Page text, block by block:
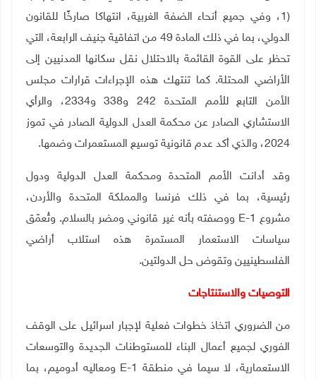
1) ، وفي جميع أنحاء الضفة الغربية، انتهاكا صارخًا للقانون
الدولي، بما في ذلك المادة 49 من اتفاقية جنيف الرابعة، التي
تحظر على القوة القائمة بالاحتلال نقل سكانها المدنيين إلى
الأراضي المحتلة. كما تنتهك هذه الإجراءات قرارات مجلس
الأمن التابع للأمم المتحدة 242 و338 و2334، والرأي
الاستشاري الصادر عن محكمة العدل الدولية الصادر في تموز
2024، والذي أكد عدم قانونية توسيع المستعمرات وضمها
.
وقد أدانت الأمم المتحدة ومحكمة العدل الدولية ودول
رئيسية، بما في ذلك فرنسا والمملكة المتحدة والأردن،
مشروع E-1ووصفته بأنه غير قانوني ومضر بالسلام. وتُعمّق
سياسات الاستعمار المستمرة هذه استلاب أراضي
الفلسطينيين وتقوض حل الدولتين.
التوصيات والاستنتاجات
من الضروري اتخاذ خطوات فعلية لإجبار اسرائيل على الوقف
الفوري لجميع أعمال البناء للمستوطنات الجديدة والتوسعات
الاستعمارية، لا سيما في منطقة E-1ومعاليه أدوميم، بما